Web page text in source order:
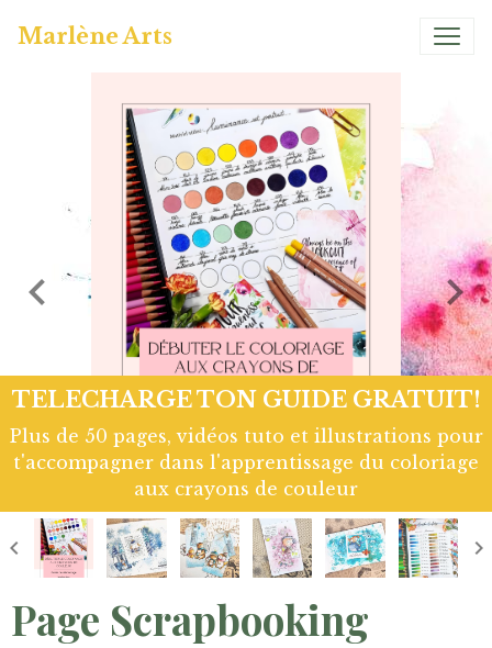
Marlène Arts
TELECHARGE TON GUIDE GRATUIT!
Plus de 50 pages, vidéos tuto et illustrations pour
t'accompagner dans l'apprentissage du coloriage
aux crayons de couleur
Page Scrapbooking